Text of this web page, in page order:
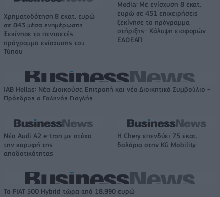
Χρηματοδότηση 8 εκατ. ευρώ
σε 843 μέσα ενημέρωσης-
Ξεκίνησε το πενταετές
πρόγραμμα ενίσχυσης του
Τύπου
Media: Με ενίσχυση 8 εκατ.
ευρώ σε 451 επιχειρήσεις
ξεκίνησε το πρόγραμμα
στήριξης- Κάλυψη εισφορών
ΕΔΟΕΑΠ
IAB Hellas: Νέα Διοικούσα Επιτροπή και νέο Διοικητικό Συμβούλιο -
Πρόεδρος ο Γαληνός Γιαγλής
Νέο Audi A2 e-tron με στόχο
την κορυφή της
αποδοτικότητας
Η Chery επενδύει 75 εκατ.
δολάρια στην KG Mobility
Το FIAT 500 Hybrid τώρα από 18.990 ευρώ